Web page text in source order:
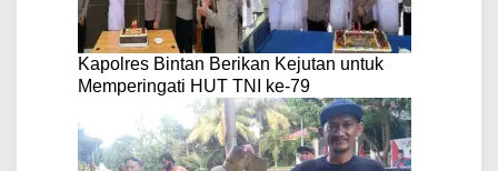
Kapolres Bintan Berikan Kejutan untuk
Memperingati HUT TNI ke-79